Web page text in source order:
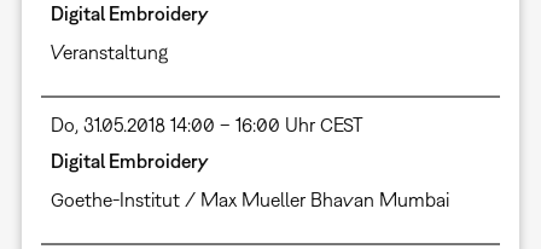
Digital Embroidery
Veranstaltung
Do, 31.05.2018 14:00 – 16:00 Uhr CEST
Digital Embroidery
Goethe-Institut / Max Mueller Bhavan Mumbai